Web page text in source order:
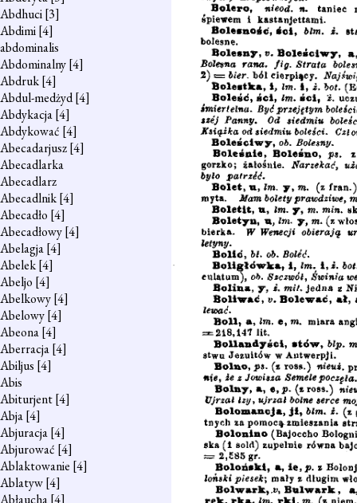
Abdhuci[3]
Abdimi[4]
abdominalis
Abdominalny[4]
Abdruk[4]
Abdul-medżyd[4]
Abdykacja[4]
Abdykować [4]
Abecadarjusz[4]
Abecadlarka
Abecadlarz
Abecadlnik[4]
Abecadło [4]
Abecadłowy[4]
Abelagja[4]
Abelek[4]
Abeljo [4]
Abelkowy[4]
Abelowy[4]
Abeona[4]
Aberracja[4]
Abiljus [4]
Abis
Abiturjent[4]
Abja[4]
Abjuracja[4]
Abjurować [4]
Ablaktowanie [4]
Ablatyw[4]
Abłaucha[4]